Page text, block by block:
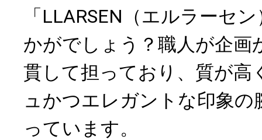
「LLARSEN（エルラーセ
かがでしょう？職人が企画
貫して担っており、質が高
ュかつエレガントな印象の
っています。